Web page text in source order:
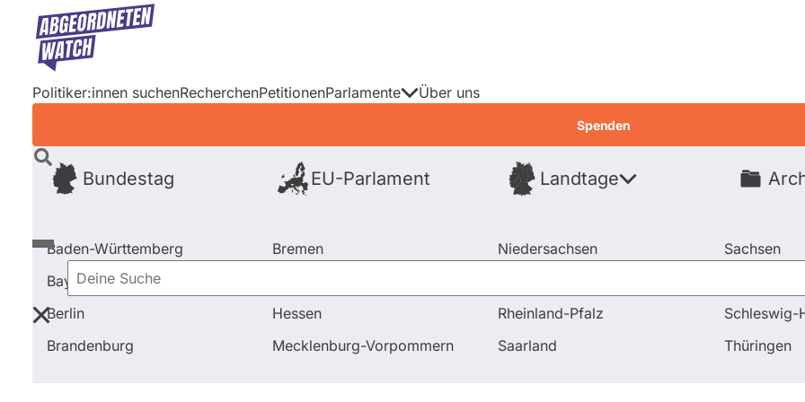
Direkt
Inhalt
Politiker:innen suchenRecherchenPetitionenParlamente
Bundestag EU-Parlament Landtage
Baden-Württemberg
Bayern
Berlin
Brandenburg
Bremen
Hessen
Mecklenburg-Vorpommern
Niedersachsen
Rheinland-Pfalz
Saarland
Sachsen
Schleswig-
Thüringen
Über uns
Spenden
Deine
Suche
Startseite Politiker:innen suchen